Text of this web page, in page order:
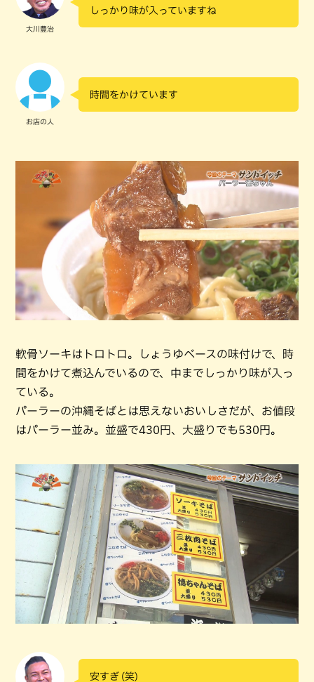
大川豊治
しっかり味が入っていますね
お店の人
時間をかけています
軟骨ソーキはトロトロ。しょうゆベースの味付けで、時
間をかけて煮込んでいるので、中までしっかり味が入っ
ている。
パーラーの沖縄そばとは思えないおいしさだが、お値段
はパーラー並み。並盛で430円、大盛りでも530円。
安すぎ (笑)